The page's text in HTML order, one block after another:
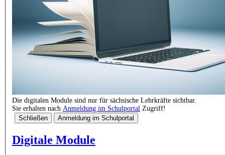
Die digitalen Module sind nur für sächsische Lehrkräfte sichtbar.
Sie erhalten nach Anmeldung im Schulportal Zugriff!
Schließen
Anmeldung im Schulportal
Digitale Module